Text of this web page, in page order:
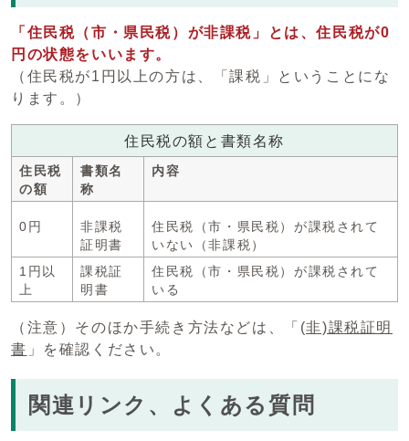
「住民税（市・県民税）が非課税」とは、住民税が0
円の状態をいいます。
（住民税が1円以上の方は、「課税」ということにな
ります。）
住民税の額と書類名称
住民税
の額
書類名
称
内容
0円
非課税
証明書
住民税（市・県民税）が課税されて
いない（非課税）
1円以
上
課税証
明書
住民税（市・県民税）が課税されて
いる
（注意）そのほか手続き方法などは、「 (非)課税証明
書 」を確認ください。
関連リンク、よくある質問